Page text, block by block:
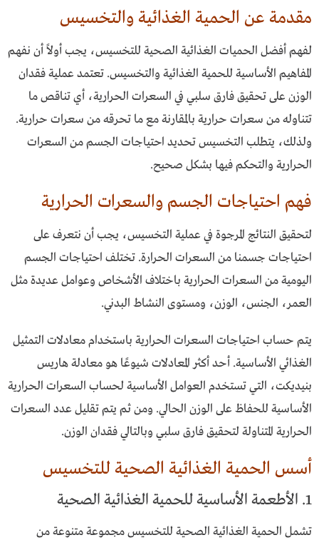
مقدمة عن الحمية الغذائية والتخسيس
لفهم أفضل الحميات الغذائية الصحية للتخسيس، يجب أولاً أن نفهم
المفاهيم الأساسية للحمية الغذائية والتخسيس. تعتمد عملية فقدان
الوزن على تحقيق فارق سلبي في السعرات الحرارية، أي تناقص ما
تتناوله من سعرات حرارية بالمقارنة مع ما تحرقه من سعرات حرارية.
ولذلك، يتطلب التخسيس تحديد احتياجات الجسم من السعرات
الحرارية والتحكم فيها بشكل صحيح.
فهم احتياجات الجسم والسعرات الحرارية
لتحقيق النتائج المرجوة في عملية التخسيس، يجب أن نتعرف على
احتياجات جسمنا من السعرات الحرارة. تختلف احتياجات الجسم
اليومية من السعرات الحرارية باختلاف الأشخاص وعوامل عديدة مثل
العمر، الجنس، الوزن، ومستوى النشاط البدني.
يتم حساب احتياجات السعرات الحرارية باستخدام معادلات التمثيل
الغذائي الأساسية. أحد أكثر المعادلات شيوعًا هو معادلة هاريس
بنيديكت، التي تستخدم العوامل الأساسية لحساب السعرات الحرارية
الأساسية للحفاظ على الوزن الحالي. ومن ثم يتم تقليل عدد السعرات
الحرارية المتناولة لتحقيق فارق سلبي وبالتالي فقدان الوزن.
أسس الحمية الغذائية الصحية للتخسيس
1. الأطعمة الأساسية للحمية الغذائية الصحية
تشمل الحمية الغذائية الصحية للتخسيس مجموعة متنوعة من